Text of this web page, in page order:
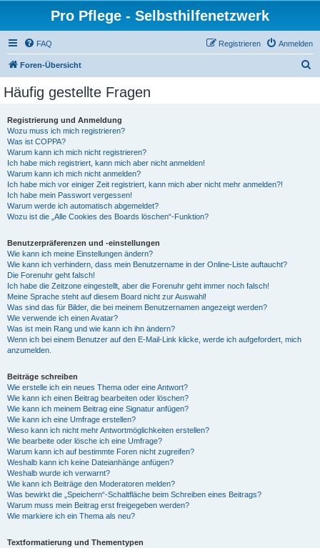
Pro Pflege - Selbsthilfenetzwerk
FAQ Anmelden
Registrieren
Foren-Übersicht
Häufig gestellte Fragen
Registrierung und Anmeldung
Wozu muss ich mich registrieren?
Was ist COPPA?
Warum kann ich mich nicht registrieren?
Ich habe mich registriert, kann mich aber nicht anmelden!
Warum kann ich mich nicht anmelden?
Ich habe mich vor einiger Zeit registriert, kann mich aber nicht mehr anmelden?!
Ich habe mein Passwort vergessen!
Warum werde ich automatisch abgemeldet?
Wozu ist die „Alle Cookies des Boards löschen“-Funktion?
Benutzerpräferenzen und -einstellungen
Wie kann ich meine Einstellungen ändern?
Wie kann ich verhindern, dass mein Benutzername in der Online-Liste auftaucht?
Die Forenuhr geht falsch!
Ich habe die Zeitzone eingestellt, aber die Forenuhr geht immer noch falsch!
Meine Sprache steht auf diesem Board nicht zur Auswahl!
Was sind das für Bilder, die bei meinem Benutzernamen angezeigt werden?
Wie verwende ich einen Avatar?
Was ist mein Rang und wie kann ich ihn ändern?
Wenn ich bei einem Benutzer auf den E-Mail-Link klicke, werde ich aufgefordert, mich
anzumelden.
Beiträge schreiben
Wie erstelle ich ein neues Thema oder eine Antwort?
Wie kann ich einen Beitrag bearbeiten oder löschen?
Wie kann ich meinem Beitrag eine Signatur anfügen?
Wie kann ich eine Umfrage erstellen?
Wieso kann ich nicht mehr Antwortmöglichkeiten erstellen?
Wie bearbeite oder lösche ich eine Umfrage?
Warum kann ich auf bestimmte Foren nicht zugreifen?
Weshalb kann ich keine Dateianhänge anfügen?
Weshalb wurde ich verwarnt?
Wie kann ich Beiträge den Moderatoren melden?
Was bewirkt die „Speichern“-Schaltfläche beim Schreiben eines Beitrags?
Warum muss mein Beitrag erst freigegeben werden?
Wie markiere ich ein Thema als neu?
Textformatierung und Thementypen